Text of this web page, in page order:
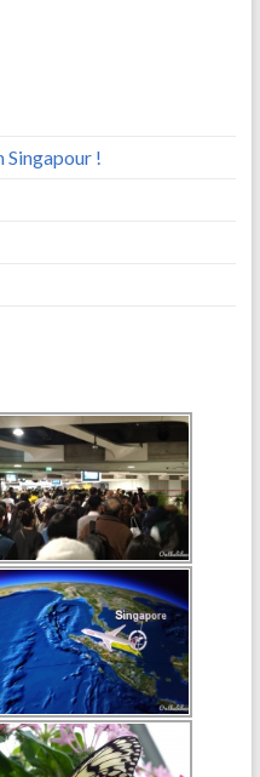
Singapour !